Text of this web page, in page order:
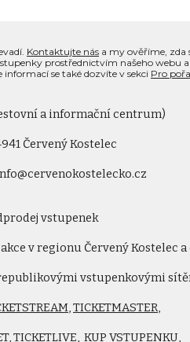
Kontaktujte nás a my ověříme, zda
prostřednictvím našeho webu
se také dozvíte v sekci Pro
a informační centrum)
Červený Kostelec
vstupenek
v regionu Červený Kostelec
vstupenkovými
,TICKETMASTER,
,TICKETLIVE, KUP VSTUPENKU,